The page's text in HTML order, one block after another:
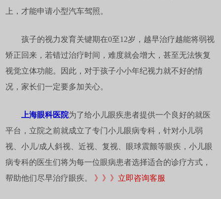
上，才能申请小型汽车驾照。
孩子的视力发育关键期在0至12岁，越早治疗越能将弱视
矫正回来，若错过治疗时间，难度就会增大，甚至无法恢复
视觉立体功能。因此，对于孩子小小年纪视力就不好的情
况，家长们一定要多加关心。
上海眼科医院为了给小儿眼疾患者提供一个良好的就医
平台，立院之前就成立了专门小儿眼病专科，针对小儿弱
视、小儿/成人斜视、近视、复视、眼球震颤等眼疾，小儿眼
病专科的医生们将为每一位眼病患者选择适合的诊疗方式，
帮助他们尽早治疗眼疾。 》》》立即咨询客服